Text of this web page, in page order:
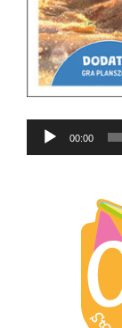
Odtwarzacz
plików
00:00